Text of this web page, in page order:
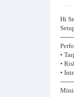
Hi
•
•
•